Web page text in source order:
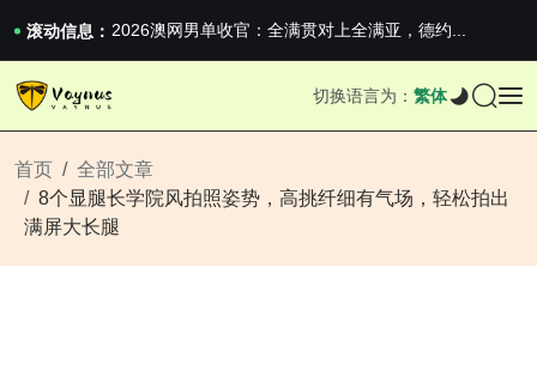
滚动信息： 2026澳网男单收官：全满贯对上全满亚，德约...
2026澳网男单收官：全满贯对上全满亚，德约...
《巅峰守卫 Highguard》正式上线，官...
iPhone 16e 发布，苹果你不要太离谱
切换语言为： 繁体
首页
全部文章
8个显腿长学院风拍照姿势，高挑纤细有气场，轻松拍出
满屏大长腿